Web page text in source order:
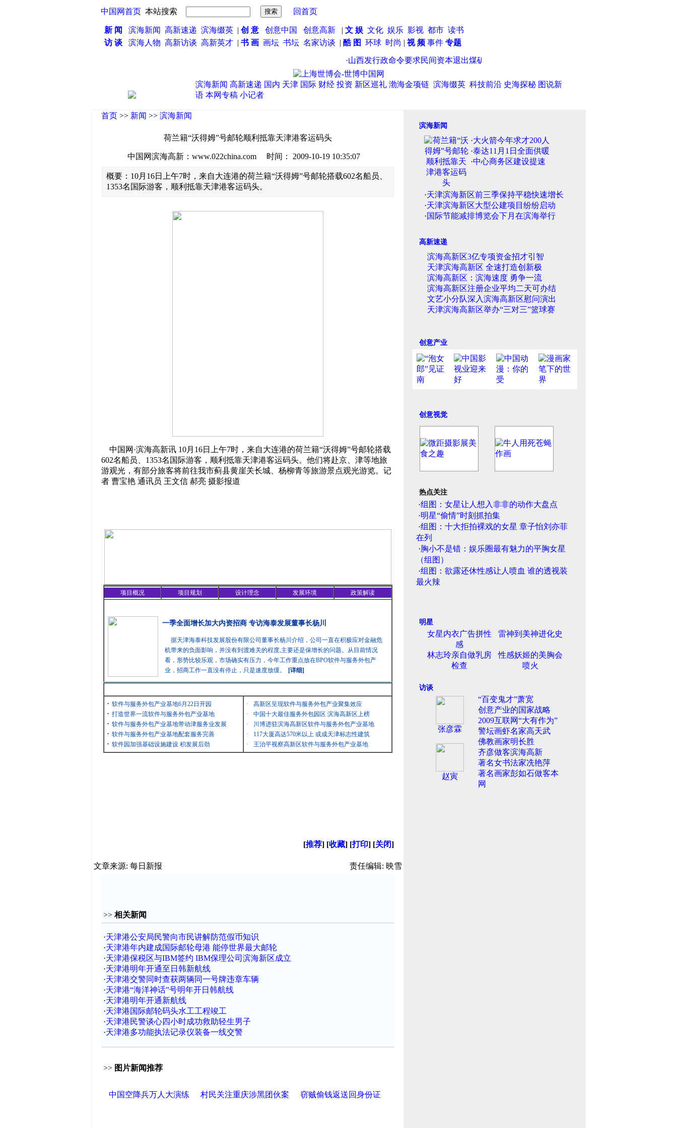
中国网首页 本站搜索 回首页
新 闻 滨海新闻 高新速递 滨海缀英 | 创 意 创意中国 创意高新 | 文 娱 文化 娱乐 影视 都市 读书
访 谈
滨海人物 高新访谈 高新英才 | 书 画 画坛 书坛 名家访谈 | 酷 图 环球 时尚 | 视 频 事件 专题
山西发行政命令要求民间资本退出煤矿·中钢协亮出中国统一价格 将整肃铁矿石市场
滨海新闻 高新速递 国内 天津 国际 财经 投资 新区巡礼 渤海金项链 滨海缀英 科技前沿 史海探秘 图说新
语 本网专稿 小记者
首页 >> 新闻 >> 滨海新闻
荷兰籍“沃得姆”号邮轮顺利抵靠天津港客运码头
中国网滨海高新：www.022china.com 时间： 2009-10-19 10:35:07
概要：10月16日上午7时，来自大连港的荷兰籍“沃得姆”号邮轮搭载602名船员、
1353名国际游客，顺利抵靠天津港客运码头。
中国网·滨海高新讯 10月16日上午7时，来自大连港的荷兰籍“沃得姆”号邮轮搭载
602名船员、1353名国际游客，顺利抵靠天津港客运码头。他们将赴京、津等地旅
游观光，有部分旅客将前往我市蓟县黄崖关长城、杨柳青等旅游景点观光游览。记
者 曹宝艳 通讯员 王文信 郝亮 摄影报道
项目概况 项目规划 设计理念 发展环境
政策解读
一季全面增长加大内资招商 专访海泰发展董事长杨川
据天津海泰科技发展股份有限公司董事长杨川介绍，公司一直在积极应对金融危
机带来的负面影响，并没有到渡难关的程度,主要还是保增长的问题。从目前情况
看，形势比较乐观，市场确实有压力，今年工作重点放在BPO软件与服务外包产
业，招商工作一直没有停止，只是速度放缓。
[详细]
· 软件与服务外包产业基地6月22日开园
· 打造世界一流软件与服务外包产业基地
· 软件与服务外包产业基地带动津服务业发展
· 软件与服务外包产业基地配套服务完善
· 软件园加强基础设施建设 积发展后劲
·
高新区呈现软件与服务外包产业聚集效应
·
中国十大最佳服务外包园区 滨海高新区上榜
·
川博进驻滨海高新区软件与服务外包产业基地
·
117大厦高达570米以上 或成天津标志性建筑
·
王治平视察高新区软件与服务外包产业基地
[推荐] [收藏] [打印] [关闭]
文章来源: 每日新报 责任编辑: 映雪
>> 相关新闻
·天津港公安局民警向市民讲解防范假币知识
·天津港年内建成国际邮轮母港 能停世界最大邮轮
·天津港保税区与IBM签约 IBM保理公司滨海新区成立
·天津港明年开通至日韩新航线
·天津港交警同时查获两辆同一号牌违章车辆
·天津港“海洋神话”号明年开日韩航线
·天津港明年开通新航线
·天津港国际邮轮码头水工工程竣工
·天津港民警谈心四小时成功救助轻生男子
·天津港多功能执法记录仪装备一线交警
>> 图片新闻推荐
中国空降兵万人大演练 村民关注重庆涉黑团伙案 窃贼偷钱返送回身份证
滨海新闻
·大火箭今年求才200人
·泰达11月1日全面供暖
·中心商务区建设提速
·天津滨海新区前三季保持平稳快速增长
·天津滨海新区大型公建项目纷纷启动
·国际节能减排博览会下月在滨海举行
高新速递
滨海高新区3亿专项资金招才引智
天津滨海高新区 全速打造创新极
滨海高新区：滨海速度 勇争一流
滨海高新区注册企业平均二天可办结
文艺小分队深入滨海高新区慰问演出
天津滨海高新区举办“三对三”篮球赛
创意产业
创意视觉
热点关注
·组图：女星让人想入非非的动作大盘点
·明星“偷情”时刻抓拍集
·组图：十大拒拍裸戏的女星 章子怡刘亦菲
在列
·胸小不是错：娱乐圈最有魅力的平胸女星
（组图）
·组图：欲露还休性感让人喷血 谁的透视装
最火辣
明星
女星内衣广告拼性
感
雷神到美神进化史
林志玲亲自做乳房
检查
性感妖姬的美胸会
喷火
访谈
张彦霖
“百变鬼才”萧宽
创意产业的国家战略
2009互联网“大有作为”
警坛画虾名家高天武
赵寅
佛教画家明长胜
齐彦做客滨海高新
著名女书法家冼艳萍
著名画家彭如石做客本
网